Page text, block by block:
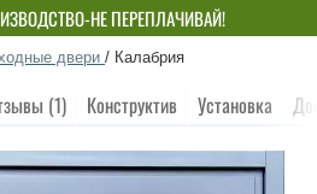
НЕ ПЕРЕПЛАЧИВАЙ!
двери / Калабрия
(1) Конструктив Установка